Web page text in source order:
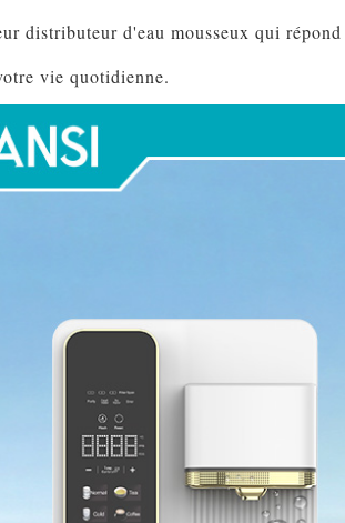
distributeur d'eau mousseux qui
vie quotidienne.